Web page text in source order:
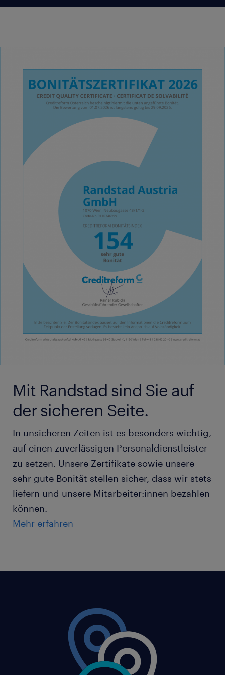
transparentes Angebot – ganz ohne versteckte
professionell, zuverlässig und menschlich.
Mit Randstad sind Sie auf
der sicheren Seite.
In unsicheren Zeiten ist es besonders wichtig,
auf einen zuverlässigen Personaldienstleister
zu setzen. Unsere Zertifikate sowie unsere
sehr gute Bonität stellen sicher, dass wir stets
liefern und unsere Mitarbeiter:innen bezahlen
können.
Mehr erfahren